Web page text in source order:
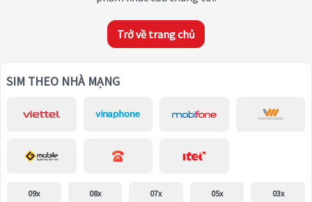
Trở về trang chủ
SIM THEO NHÀ MẠNG
09x 08x 07x 05x 03x